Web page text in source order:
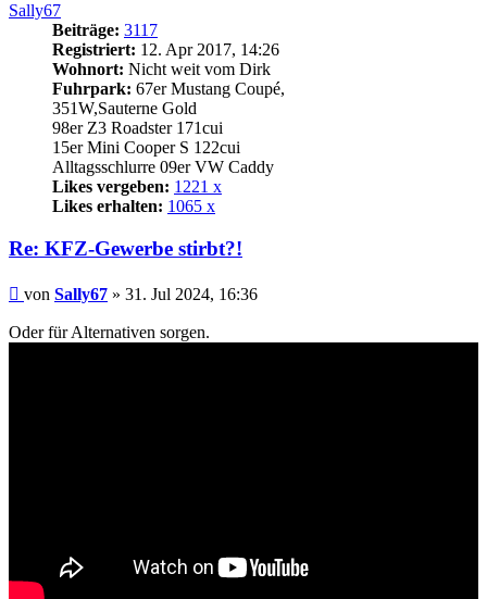
Sally67
Beiträge: 3117
Registriert: 12. Apr 2017, 14:26
Wohnort: Nicht weit vom Dirk
Fuhrpark: 67er Mustang Coupé,
351W,Sauterne Gold
98er Z3 Roadster 171cui
15er Mini Cooper S 122cui
Alltagsschlurre 09er VW Caddy
Likes vergeben: 1221 x
Likes erhalten: 1065 x
Re: KFZ-Gewerbe stirbt?!
Beitrag
von Sally67 » 31. Jul 2024, 16:36
Oder für Alternativen sorgen.